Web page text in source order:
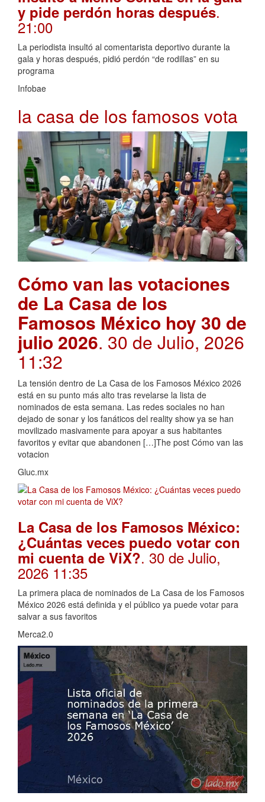
y pide perdón horas después.
21:00
La periodista insultó al comentarista deportivo durante la
gala y horas después, pidió perdón “de rodillas” en su
programa
Infobae
la casa de los famosos vota
Cómo van las votaciones
de La Casa de los
Famosos México hoy 30 de
julio 2026. 30 de Julio, 2026
11:32
La tensión dentro de La Casa de los Famosos México 2026
está en su punto más alto tras revelarse la lista de
nominados de esta semana. Las redes sociales no han
dejado de sonar y los fanáticos del reality show ya se han
movilizado masivamente para apoyar a sus habitantes
favoritos y evitar que abandonen […]The post Cómo van las
votacion
Gluc.mx
La Casa de los Famosos México:
¿Cuántas veces puedo votar con
mi cuenta de ViX?. 30 de Julio,
2026 11:35
La primera placa de nominados de La Casa de los Famosos
México 2026 está definida y el público ya puede votar para
salvar a sus favoritos
Merca2.0